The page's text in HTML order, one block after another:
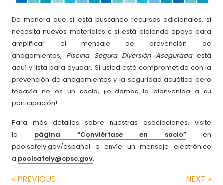
De manera que si está buscando recursos adicionales, si
necesita nuevos materiales o si está pidiendo apoyo para
amplificar el mensaje de prevención de
ahogamientos, Piscina Segura Diversión Aseguradaestá
aquí y lista para ayudar. Si usted está comprometido con la
prevención de ahogamientos y la seguridad acuática pero
todavía no es un socio, ¡le damos la bienvenida a su
participación!
Para más detalles sobre nuestras asociaciones, visite
la página “Conviértase en socio”en
poolsafely.gov/español o envíe un mensaje electrónico
a poolsafely@cpsc.gov.
« PREVIOUS NEXT »